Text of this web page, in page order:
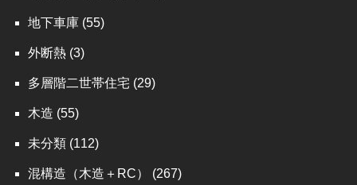
地下車庫 (55)
外断熱 (3)
多層階二世帯住宅 (29)
木造 (55)
未分類 (112)
混構造（木造＋RC） (267)